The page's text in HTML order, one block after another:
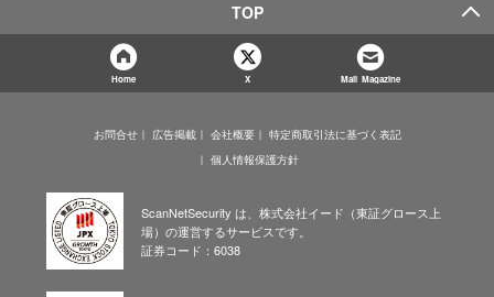
TOP
Home X Mail Magazine
お問合せ 広告掲載 会社概要
特定商取引法に基づく表記
個人情報保護方針
ScanNetSecurity は、株式会社イード（東証グロース上
場）の運営するサービスです。
証券コード：6038